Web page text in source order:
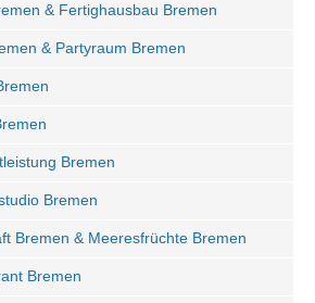
& Fertighausbau Bremen
& Partyraum Bremen
Bremen
Bremen
Bremen & Meeresfrüchte Bremen
Bremen